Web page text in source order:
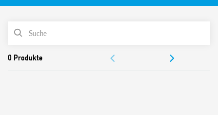
Montage in Unterputz- oder tiefe Schalterdosen
Lineares Dimmen
Automatische Frequenzanpassung (50/60 Hz)
PRODUKTLISTE
ZULASSUNGEN